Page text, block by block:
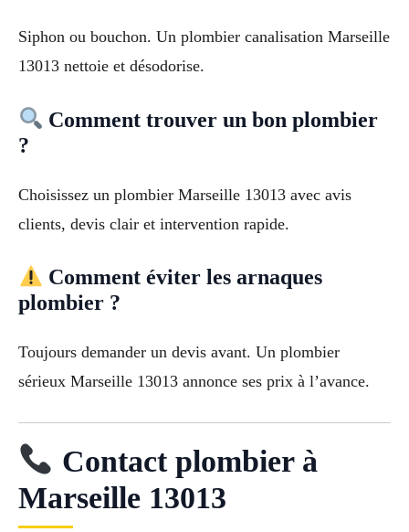
Siphon ou bouchon. Un plombier canalisation Marseille
13013 nettoie et désodorise.
Comment trouver un bon plombier
?
Choisissez un plombier Marseille 13013 avec avis
clients, devis clair et intervention rapide.
Comment éviter les arnaques
plombier ?
Toujours demander un devis avant. Un plombier
sérieux Marseille 13013 annonce ses prix à l’avance.
Contact plombier à
Marseille 13013